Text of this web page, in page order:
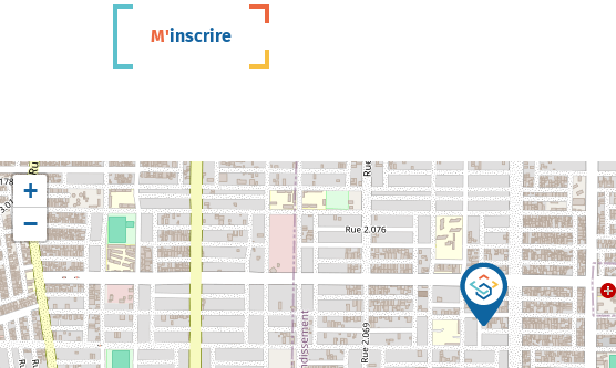
M'inscrire
+
−